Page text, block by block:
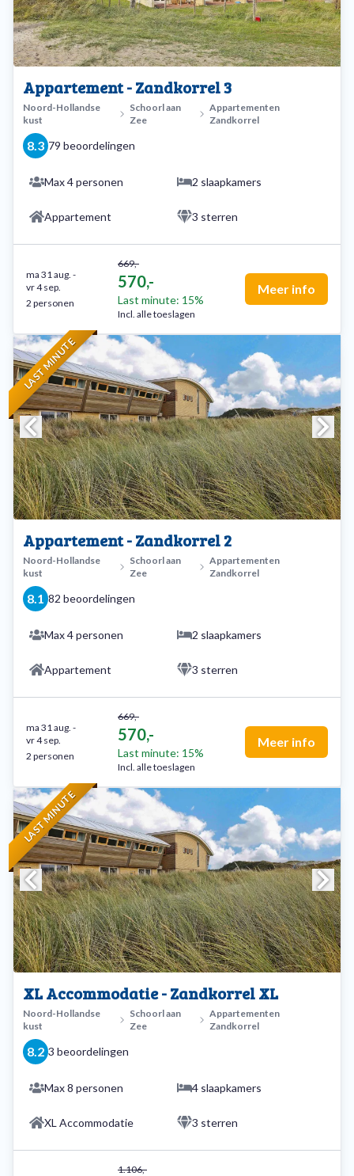
Appartement - Zandkorrel 3
Noord-Hollandse
kust
Schoorl aan
Zee
Appartementen
Zandkorrel
8.3 79 beoordelingen
Max 4 personen 2 slaapkamers
Appartement 3 sterren
669,-
570,-
Last minute: 15%
Incl. alle toeslagen
ma 31 aug. -
vr 4 sep.
2 personen
Meer info
LAST MINUTE
Appartement - Zandkorrel 2
Noord-Hollandse
kust
Schoorl aan
Zee
Appartementen
Zandkorrel
8.1 82 beoordelingen
Max 4 personen 2 slaapkamers
Appartement 3 sterren
669,-
570,-
Last minute: 15%
Incl. alle toeslagen
ma 31 aug. -
vr 4 sep.
2 personen
Meer info
LAST MINUTE
XL Accommodatie - Zandkorrel XL
Noord-Hollandse
kust
Schoorl aan
Zee
Appartementen
Zandkorrel
8.2 3 beoordelingen
Max 8 personen 4 slaapkamers
XL Accommodatie 3 sterren
1.106,-